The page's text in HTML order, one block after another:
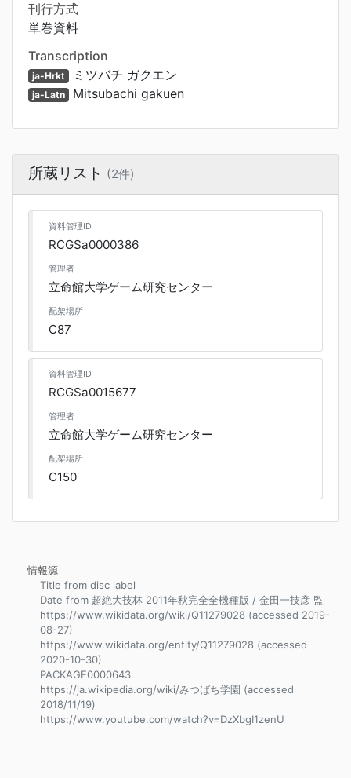
刊行方式
単巻資料
Transcription
ja-Hrkt ミツバチ ガクエン
ja-Latn Mitsubachi gakuen
所蔵リスト (2件)
資料管理ID
RCGSa0000386
管理者
立命館大学ゲーム研究センター
配架場所
C87
資料管理ID
RCGSa0015677
管理者
立命館大学ゲーム研究センター
配架場所
C150
情報源
Title from disc label
Date from 超絶大技林 2011年秋完全全機種版 / 金田一技彦 監
https://www.wikidata.org/wiki/Q11279028 (accessed 2019-
08-27)
https://www.wikidata.org/entity/Q11279028 (accessed
2020-10-30)
PACKAGE0000643
https://ja.wikipedia.org/wiki/みつばち学園 (accessed
2018/11/19)
https://www.youtube.com/watch?v=DzXbgI1zenU